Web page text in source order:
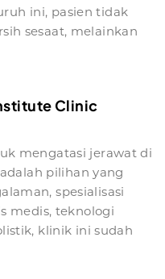
ini, pasien tidak
sesaat, melainkan
Clinic
mengatasi jerawat di
pilihan yang
spesialisasi
medis, teknologi
klinik ini sudah